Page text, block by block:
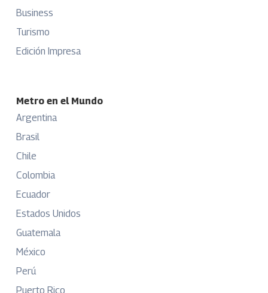
Business
Turismo
Edición Impresa
Metro en el Mundo
Argentina
Brasil
Chile
Colombia
Ecuador
Estados Unidos
Guatemala
México
Perú
Puerto Rico